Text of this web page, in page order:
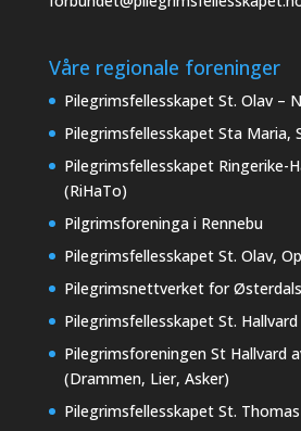
Våre regionale foreninger
Pilegrimsfellesskapet St. Olav –
Pilegrimsfellesskapet Sta Maria,
Pilegrimsfellesskapet Ringerike-
(RiHaTo)
Pilgrimsforeninga i Rennebu
Pilegrimsfellesskapet St. Olav,
Pilegrimsnettverket for
Pilegrimsfellesskapet St.
Pilegrimsforeningen St Hallvard
(Drammen, Lier, Asker)
Pilegrimsfellesskapet St.